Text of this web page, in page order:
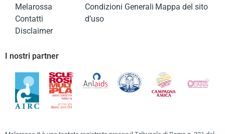
Melarossa
Contatti
Disclaimer
Condizioni Generali
d’uso
Mappa del sito
I nostri partner